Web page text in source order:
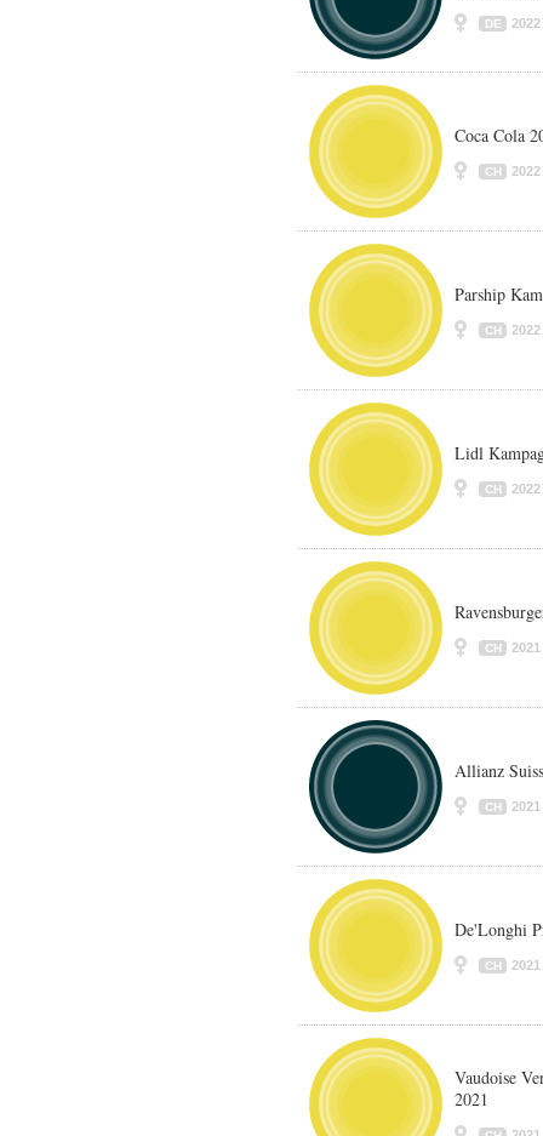
DE 2022
Coca Cola
CH 2022
Parship
CH 2022
Lidl
CH 2022
CH 2021
Allianz
CH 2021
De'Longhi
CH 2021
Vaudoise
2021